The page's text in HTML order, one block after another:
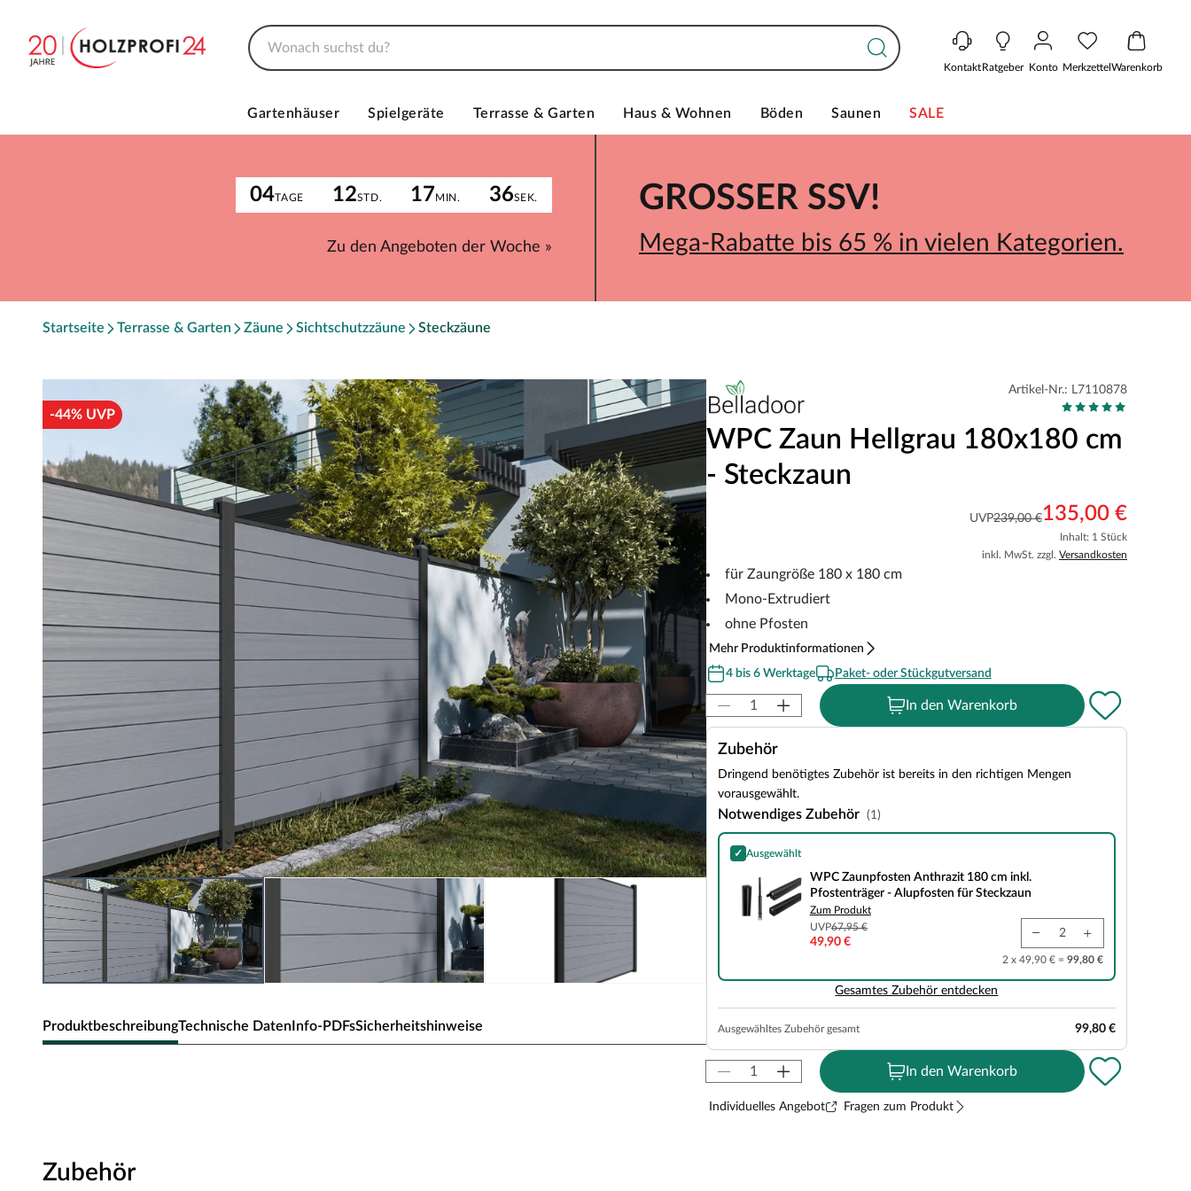
KontaktRatgeber Konto MerkzettelWarenkorb
Gartenhäuser Spielgeräte Terrasse & Garten Haus & Wohnen Böden Saunen SALE
04TAGE 12STD. 17MIN. 36SEK.
Zu den Angeboten der Woche »
GROSSER SSV!
Mega-Rabatte bis 65 % in vielen Kategorien.
Startseite Terrasse & Garten Zäune Sichtschutzzäune Steckzäune
-44% UVP
ProduktbeschreibungTechnische DatenInfo-PDFsSicherheitshinweise
Bei mono-extrudierten WPC-Zäunen werden die Zaunprofile in einem speziellen Extrusionsverfahren
gefertigt und durchgängig in der Masse gefärbt. Dadurch entsteht eine homogene Struktur mit einer
Artikel-Nr.: L7110878
WPC Zaun Hellgrau 180x180 cm
- Steckzaun
UVP239,00 €135,00 €
Inhalt: 1 Stück
inkl. MwSt. zzgl. Versandkosten
für Zaungröße 180 x 180 cm
Mono-Extrudiert
ohne Pfosten
Mehr Produktinformationen
4 bis 6 Werktage
Paket- oder Stückgutversand
In den Warenkorb
Zubehör
Dringend benötigtes Zubehör ist bereits in den richtigen Mengen
vorausgewählt.
Notwendiges Zubehör (1)
✓ Ausgewählt
WPC Zaunpfosten Anthrazit 180 cm inkl. Pfostenträger - Alupfosten für Steckzaun
WPC Zaunpfosten Anthrazit 180 cm inkl.
Pfostenträger - Alupfosten für Steckzaun
Zum Produkt
UVP67,95 €
49,90 €
2 x 49,90 € = 99,80 €
Gesamtes Zubehör entdecken
Ausgewähltes Zubehör gesamt 99,80 €
In den Warenkorb
Individuelles Angebot Fragen zum Produkt
Zubehör